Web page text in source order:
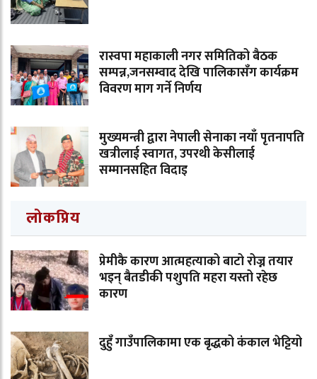
रास्वपा महाकाली नगर समितिको बैठक
सम्पन्न,जनसम्वाद देखि पालिकासँग कार्यक्रम
विवरण माग गर्ने निर्णय
मुख्यमन्त्री द्वारा नेपाली सेनाका नयाँ पृतनापति
खत्रीलाई स्वागत, उपरथी केसीलाई
सम्मानसहित विदाइ
लोकप्रिय
प्रेमीकै कारण आत्महत्याको बाटो रोज्न तयार
भइन् बैतडीकी पशुपति महरा यस्तो रहेछ
कारण
दुहुँ गाउँपालिकामा एक बृद्धको कंकाल भेट्टियो